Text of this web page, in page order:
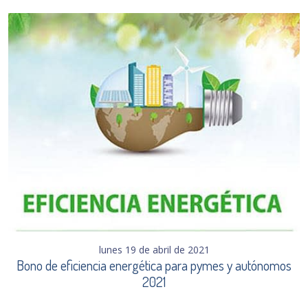
lunes 19 de abril de 2021
Bono de eficiencia energética para pymes y autónomos
2021